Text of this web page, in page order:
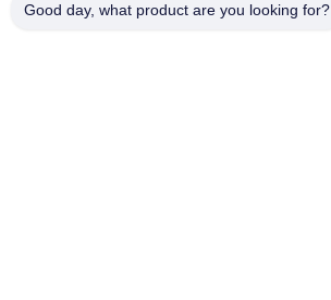
Good day, what product are you looking for?